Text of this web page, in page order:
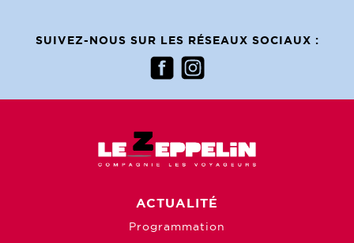
SUIVEZ-NOUS SUR LES RÉSEAUX SOCIAUX :
ACTUALITÉ
Programmation